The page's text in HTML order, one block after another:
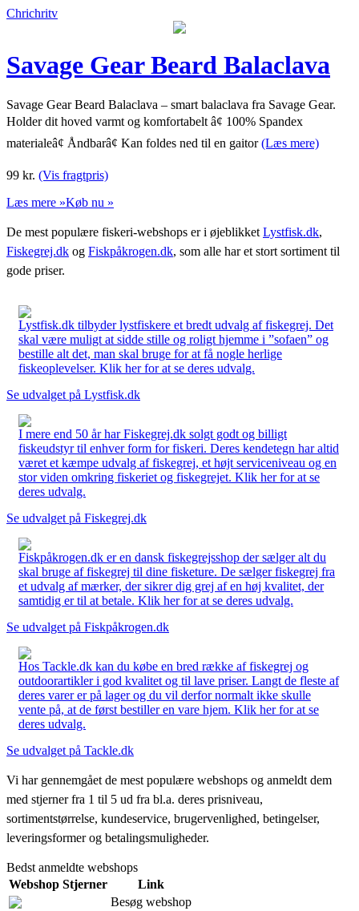
Chrichritv
Savage Gear Beard Balaclava
Savage Gear Beard Balaclava – smart balaclava fra Savage Gear.
Holder dit hoved varmt og komfortabelt â¢ 100% Spandex
materialeâ¢ Åndbarâ¢ Kan foldes ned til en gaitor(Læs mere)
99 kr. (Vis fragtpris)
Læs mere »Køb nu »
De mest populære fiskeri-webshops er i øjeblikket Lystfisk.dk,
Fiskegrej.dk og Fiskpåkrogen.dk, som alle har et stort sortiment til
gode priser.
Lystfisk.dk tilbyder lystfiskere et bredt udvalg af fiskegrej. Det
skal være muligt at sidde stille og roligt hjemme i ”sofaen” og
bestille alt det, man skal bruge for at få nogle herlige
fiskeoplevelser. Klik her for at se deres udvalg.
Se udvalget på Lystfisk.dk
I mere end 50 år har Fiskegrej.dk solgt godt og billigt
fiskeudstyr til enhver form for fiskeri. Deres kendetegn har altid
været et kæmpe udvalg af fiskegrej, et højt serviceniveau og en
stor viden omkring fiskeriet og fiskegrejet. Klik her for at se
deres udvalg.
Se udvalget på Fiskegrej.dk
Fiskpåkrogen.dk er en dansk fiskegrejsshop der sælger alt du
skal bruge af fiskegrej til dine fisketure. De sælger fiskegrej fra
et udvalg af mærker, der sikrer dig grej af en høj kvalitet, der
samtidig er til at betale. Klik her for at se deres udvalg.
Se udvalget på Fiskpåkrogen.dk
Hos Tackle.dk kan du købe en bred række af fiskegrej og
outdoorartikler i god kvalitet og til lave priser. Langt de fleste af
deres varer er på lager og du vil derfor normalt ikke skulle
vente på, at de først bestiller en vare hjem. Klik her for at se
deres udvalg.
Se udvalget på Tackle.dk
Vi har gennemgået de mest populære webshops og anmeldt dem
med stjerner fra 1 til 5 ud fra bl.a. deres prisniveau,
sortimentstørrelse, kundeservice, brugervenlighed, betingelser,
leveringsformer og betalingsmuligheder.
Bedst anmeldte webshops
Webshop Stjerner
Link
Besøg webshop